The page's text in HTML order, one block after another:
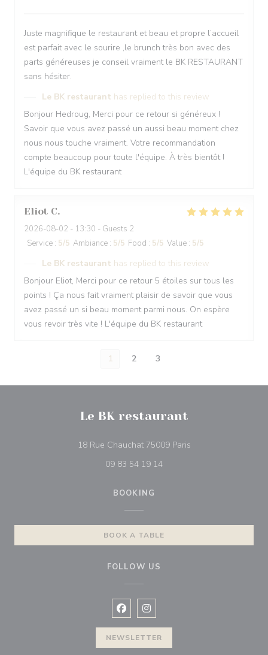
Juste magnifique le restaurant et beau et propre l’accueil
est parfait avec le sourire ,le brunch très bon avec des
parts généreuses je conseil vraiment le BK RESTAURANT
sans hésiter.
Le BK restaurant has replied to this review
Bonjour Hedroug, Merci pour ce retour si généreux !
Savoir que vous avez passé un aussi beau moment chez
nous nous touche vraiment. Votre recommandation
compte beaucoup pour toute l'équipe. À très bientôt !
L'équipe du BK restaurant
Eliot C
2026-08-02 - 13:30 - Guests 2
Service : 5/5 Ambiance : 5/5 Food : 5/5 Value : 5/5
Le BK restaurant has replied to this review
Bonjour Eliot, Merci pour ce retour 5 étoiles sur tous les
points ! Ça nous fait vraiment plaisir de savoir que vous
avez passé un si beau moment parmi nous. On espère
vous revoir très vite ! L'équipe du BK restaurant
1 2 3
Le BK restaurant
18 Rue Chauchat 75009 Paris((opens in a new
09 83 54 19 14
BOOKING
BOOK A TABLE
FOLLOW US
Facebook ((opens in a new
Instagram ((opens in a new
NEWSLETTER